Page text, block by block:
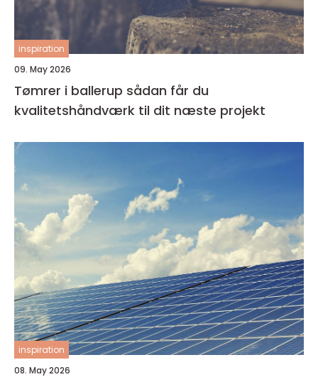
inspiration
09. May 2026
Tømrer i ballerup sådan får du
kvalitetshåndværk til dit næste projekt
inspiration
08. May 2026